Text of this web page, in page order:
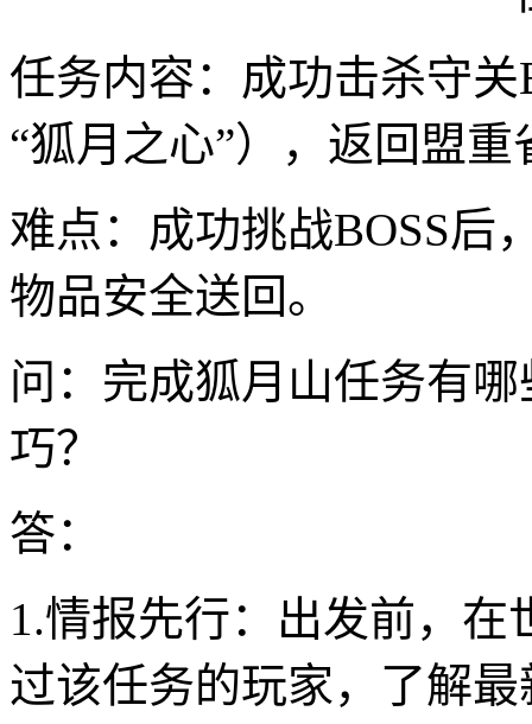
任务内容：成功击杀守
“狐月之心”），返回盟
难点：成功挑战BOSS后
物品安全送回。
问：完成狐月山任务有
巧？
答：
1.情报先行：出发前，
过该任务的玩家，了解